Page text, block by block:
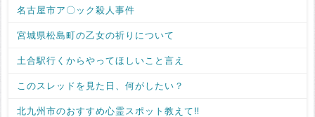
名古屋市ア〇ック殺人事件
宮城県松島町の乙女の祈りについて
土合駅行くからやってほしいこと言え
このスレッドを見た日、何がしたい？
北九州市のおすすめ心霊スポット教えて‼️